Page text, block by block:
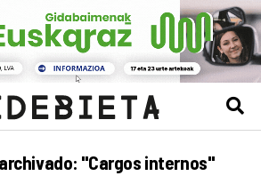
"Cargos internos"